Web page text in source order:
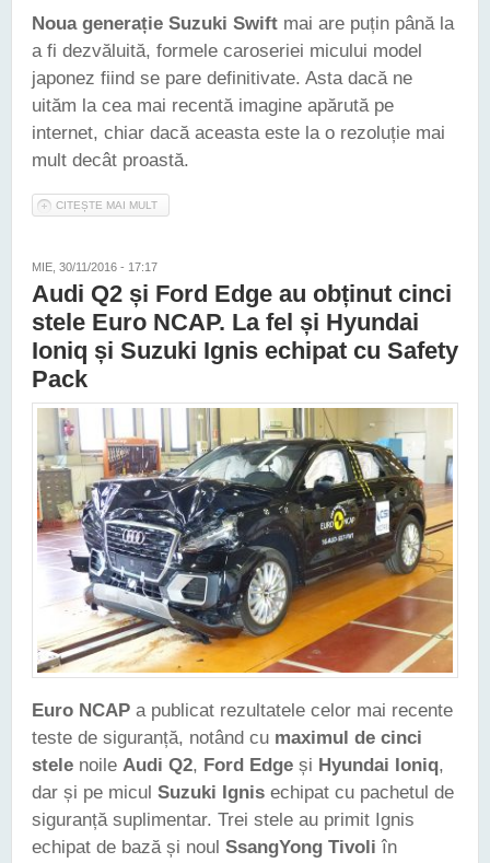
Noua generație Suzuki Swift mai are puțin până la
a fi dezvăluită, formele caroseriei micului model
japonez fiind se pare definitivate. Asta dacă ne
uităm la cea mai recentă imagine apărută pe
internet, chiar dacă aceasta este la o rezoluție mai
mult decât proastă.
CITEȘTE MAI MULT
MIE, 30/11/2016 - 17:17
Audi Q2 și Ford Edge au obținut cinci
stele Euro NCAP. La fel și Hyundai
Ioniq și Suzuki Ignis echipat cu Safety
Pack
Euro NCAP a publicat rezultatele celor mai recente
teste de siguranță, notând cu maximul de cinci
stele noile Audi Q2, Ford Edge și Hyundai Ioniq,
dar și pe micul Suzuki Ignis echipat cu pachetul de
siguranță suplimentar. Trei stele au primit Ignis
echipat de bază și noul SsangYong Tivoli în